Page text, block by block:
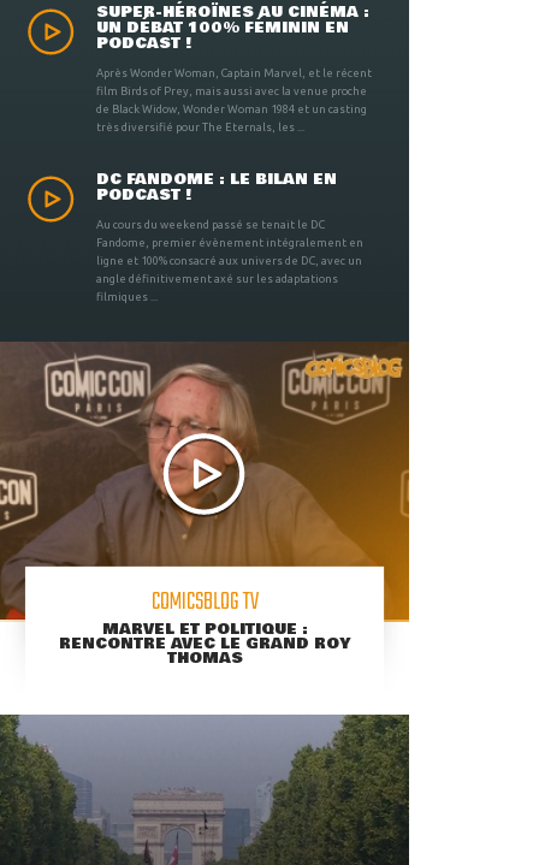
SUPER-HÉROÏNES AU CINÉMA :
UN DÉBAT 100% FÉMININ EN
PODCAST !
Après Wonder Woman, Captain Marvel, et le récent
film Birds of Prey, mais aussi avec la venue proche
de Black Widow, Wonder Woman 1984 et un casting
très diversifié pour The Eternals, les ...
DC FANDOME : LE BILAN EN
PODCAST !
Au cours du weekend passé se tenait le DC
Fandome, premier évènement intégralement en
ligne et 100% consacré aux univers de DC, avec un
angle définitivement axé sur les adaptations
filmiques ...
COMICSBLOG TV
MARVEL ET POLITIQUE :
RENCONTRE AVEC LE GRAND ROY
THOMAS